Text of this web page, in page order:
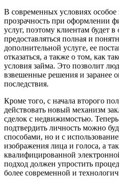
В современных условиях особое
прозрачность при оформлении
услуг, поэтому клиентам будет в
предоставляться полная и
дополнительной услуге, ее
отказаться, а также о том, как
условия займа. Это позволит
взвешенные решения и заранее
последствия.
Кроме того, с начала второго
действовать новый механизм
сделок с недвижимостью.
подтвердить личность можно
способами, но и с
изображения лица и голоса, а
квалифицированной
подход должен упростить
более современной и